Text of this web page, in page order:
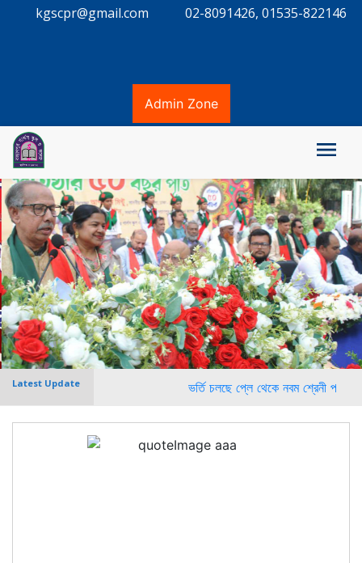
kgscpr@gmail.com 02-8091426, 01535-822146
Admin Zone
Latest Update ভর্তি চলছে প্লে থেকে নবম শ্রেনী পর্যন্ত।